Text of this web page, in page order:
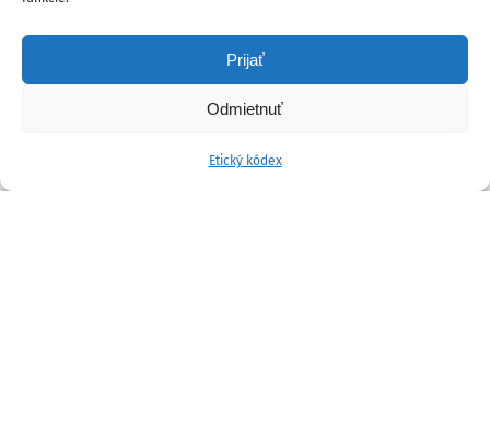
Prijať
Odmietnuť
Etický kódex